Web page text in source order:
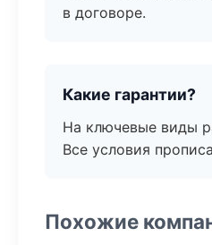
в договоре.
Какие гарантии?
На ключевые виды
Все условия
Похожие